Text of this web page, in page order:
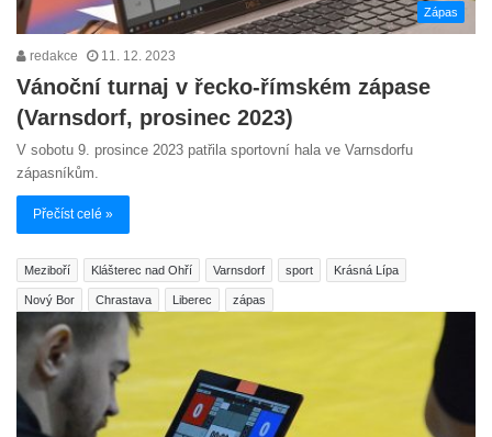
Zápas
redakce 11. 12. 2023
Vánoční turnaj v řecko-římském zápase
(Varnsdorf, prosinec 2023)
V sobotu 9. prosince 2023 patřila sportovní hala ve Varnsdorfu
zápasníkům.
Přečíst celé »
Meziboří Klášterec nad Ohří Varnsdorf sport Krásná Lípa
Nový Bor Chrastava Liberec zápas